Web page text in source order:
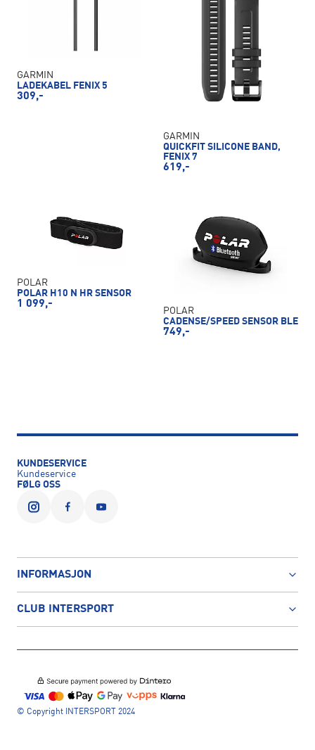
GARMIN
LADEKABEL FENIX 5
309,-
GARMIN
QUICKFIT SILICONE BAND,
FENIX 7
619,-
POLAR
POLAR H10 N HR SENSOR
1 099,-
POLAR
CADENSE/SPEED SENSOR BLE
749,-
KUNDESERVICE
Kundeservice
FØLG OSS
INFORMASJON
CLUB INTERSPORT
© Copyright INTERSPORT 2024